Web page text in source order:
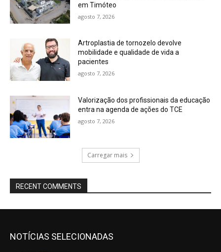
em Timóteo
agosto 7, 2026
Artroplastia de tornozelo devolve
mobilidade e qualidade de vida a
pacientes
agosto 7, 2026
Valorização dos profissionais da educação
entra na agenda de ações do TCE
agosto 7, 2026
Carregar mais
RECENT COMMENTS
NOTÍCIAS SELECIONADAS